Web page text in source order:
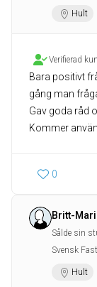
Hult
Verifierad
Bara positivt
gång man
Gav goda råd
0
Britt-Mari
Sålde sin
Svensk
Hult